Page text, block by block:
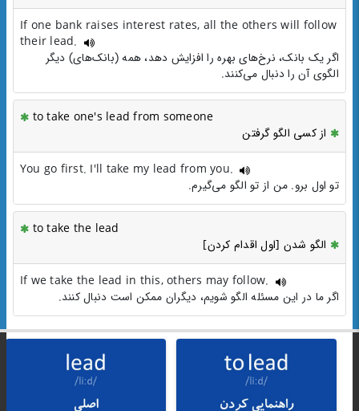
If one bank raises interest rates, all the others will follow
their lead.
اگر یک بانک، نرخ‌های بهره را افزایش دهد، همه (بانک‌های) دیگر
الگوی آن را دنبال می‌کنند.
to take one's lead from someone
از کسی الگو گرفتن
You go first. I'll take my lead from you.
تو اول برو. من از تو الگو می‌گیرم.
to take the lead
الگو شدن [اول اقدام کردن]
If we take the lead in this, others may follow.
اگر ما در این مسئله الگو شویم، دیگران ممکن است دنبال کنند.